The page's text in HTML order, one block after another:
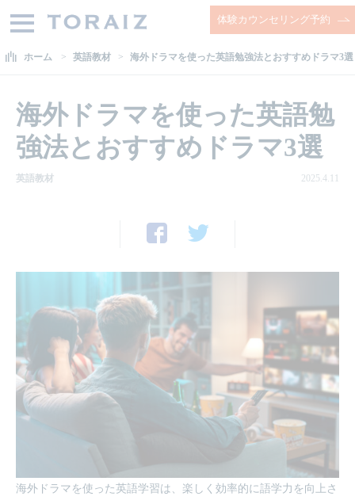
体験カウンセリング予約
ホーム 英語教材 海外ドラマを使った英語勉強法とおすすめドラマ3選
海外ドラマを使った英語勉
強法とおすすめドラマ3選
英語教材 2025.4.11
海外ドラマを使った英語学習は、楽しく効率的に語学力を向上さ